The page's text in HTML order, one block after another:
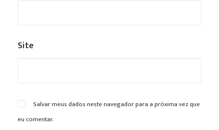
Site
Salvar meus dados neste navegador para a próxima vez que
eu comentar.